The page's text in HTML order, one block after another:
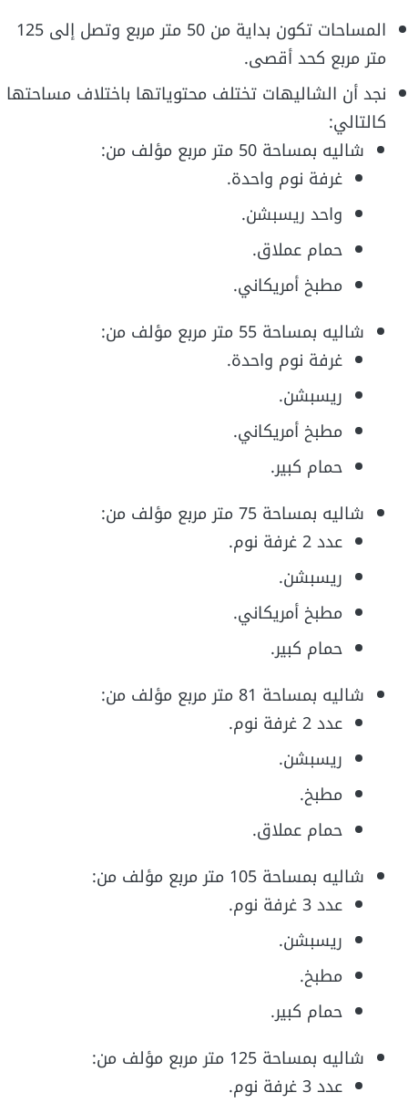
المساحات تكون بداية من 50 متر مربع وتصل إلى 125
متر مربع كحد أقصى.
نجد أن الشاليهات تختلف محتوياتها باختلاف مساحتها
كالتالي:
شاليه بمساحة 50 متر مربع مؤلف من:
غرفة نوم واحدة.
واحد ريسبشن.
حمام عملاق.
مطبخ أمريكاني.
شاليه بمساحة 55 متر مربع مؤلف من:
غرفة نوم واحدة.
ريسبشن.
مطبخ أمريكاني.
حمام كبير.
شاليه بمساحة 75 متر مربع مؤلف من:
عدد 2 غرفة نوم.
ريسبشن.
مطبخ أمريكاني.
حمام كبير.
شاليه بمساحة 81 متر مربع مؤلف من:
عدد 2 غرفة نوم.
ريسبشن.
مطبخ.
حمام عملاق.
شاليه بمساحة 105 متر مربع مؤلف من:
عدد 3 غرفة نوم.
ريسبشن.
مطبخ.
حمام كبير.
شاليه بمساحة 125 متر مربع مؤلف من:
عدد 3 غرفة نوم.